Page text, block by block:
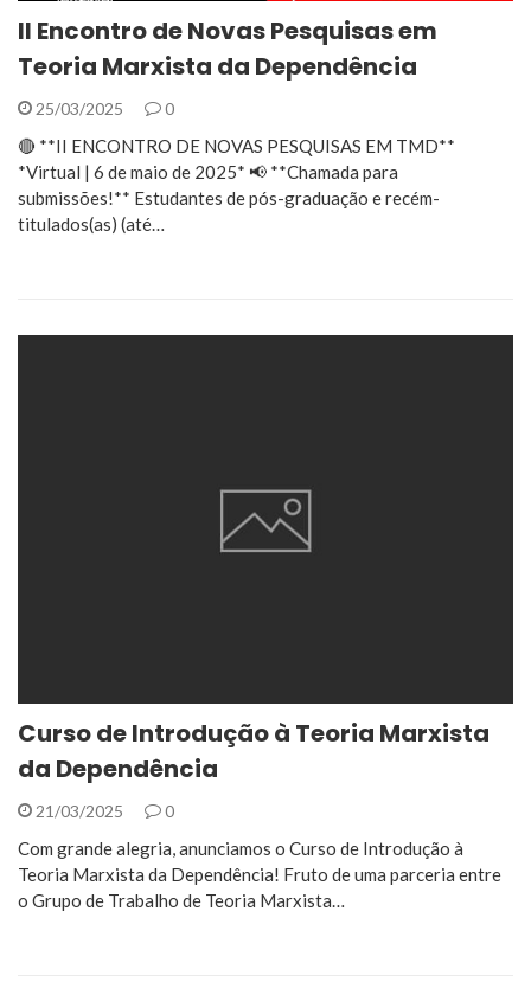
II Encontro de Novas Pesquisas em
Teoria Marxista da Dependência
25/03/2025 0
🔴 **II ENCONTRO DE NOVAS PESQUISAS EM TMD**
*Virtual | 6 de maio de 2025* 📢 **Chamada para
submissões!** Estudantes de pós-graduação e recém-
titulados(as) (até…
Curso de Introdução à Teoria Marxista
da Dependência
21/03/2025 0
Com grande alegria, anunciamos o Curso de Introdução à
Teoria Marxista da Dependência! Fruto de uma parceria entre
o Grupo de Trabalho de Teoria Marxista…